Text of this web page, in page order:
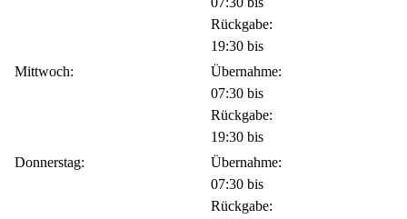
Rückgabe:
19:30 bis
Mittwoch:
Übernahme:
07:30 bis
Rückgabe:
19:30 bis
Donnerstag:
Übernahme:
07:30 bis
Rückgabe: